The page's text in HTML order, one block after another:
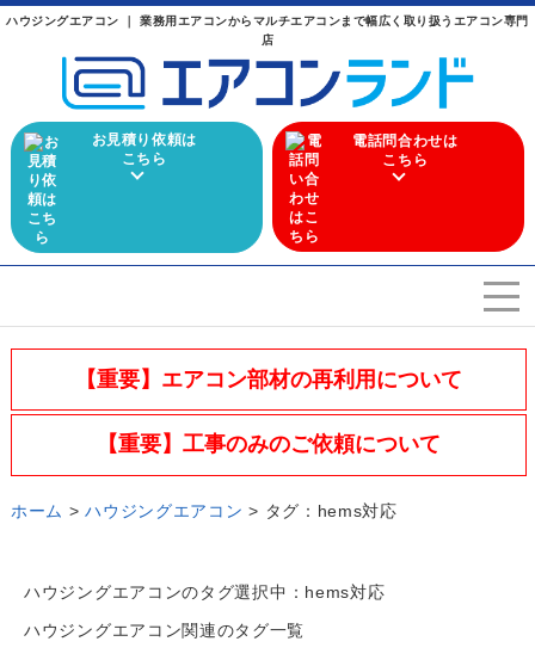
ハウジングエアコン ｜ 業務用エアコンからマルチエアコンまで幅広く取り扱うエアコン専門
店
お見積り依頼は
こちら
電話問合わせは
こちら
エアコンを選ぶ
Airconditioner search
店舗案内
施工実績
よくある質問
Question
お問い合わせ
【重要】エアコン部材の再利用について
【重要】工事のみのご依頼について
ホーム >ハウジングエアコン > タグ：hems対応
ハウジングエアコンのタグ選択中：hems対応
ハウジングエアコン関連のタグ一覧